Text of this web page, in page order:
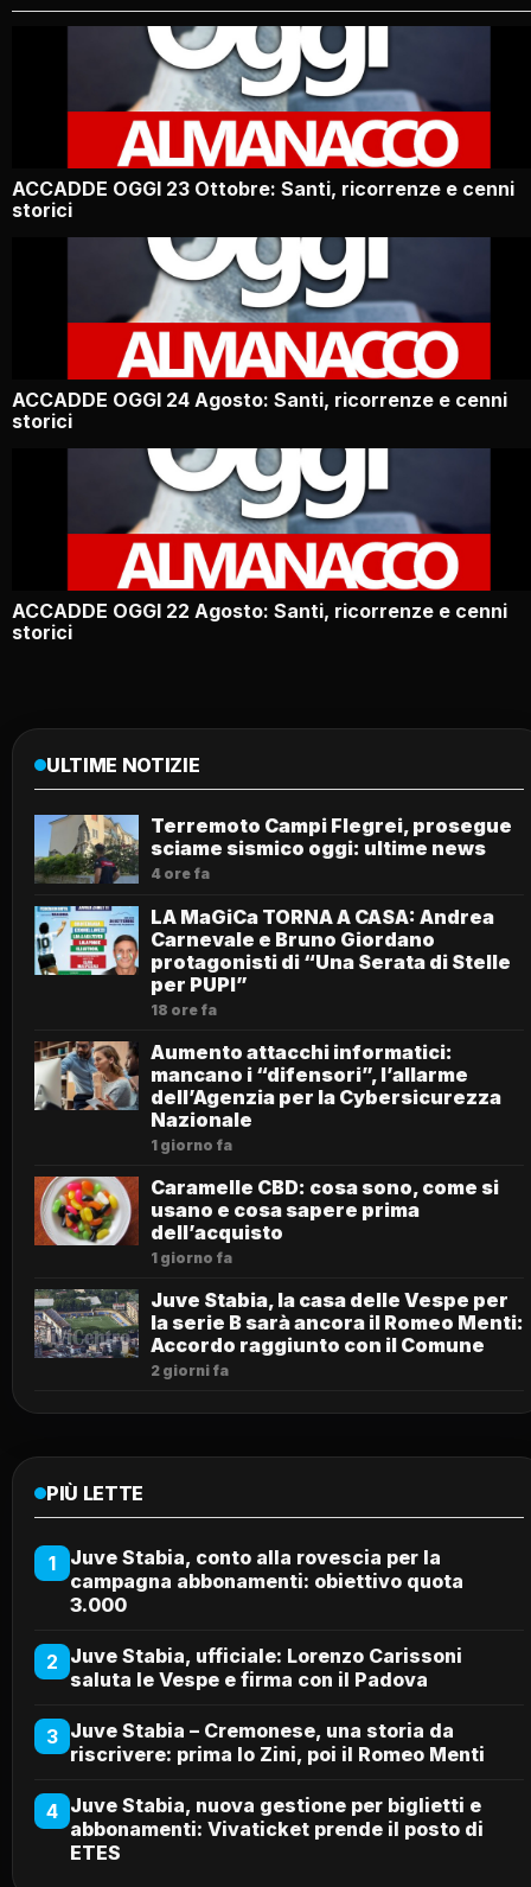
ACCADDE OGGI 23 Ottobre: Santi, ricorrenze e cenni
storici
ACCADDE OGGI 24 Agosto: Santi, ricorrenze e cenni
storici
ACCADDE OGGI 22 Agosto: Santi, ricorrenze e cenni
storici
ULTIME NOTIZIE
Terremoto Campi Flegrei, prosegue
sciame sismico oggi: ultime news
4 ore fa
LA MaGiCa TORNA A CASA: Andrea
Carnevale e Bruno Giordano
protagonisti di “Una Serata di Stelle
per PUPI”
18 ore fa
Aumento attacchi informatici:
mancano i “difensori”, l’allarme
dell’Agenzia per la Cybersicurezza
Nazionale
1 giorno fa
Caramelle CBD: cosa sono, come si
usano e cosa sapere prima
dell’acquisto
1 giorno fa
Juve Stabia, la casa delle Vespe per
la serie B sarà ancora il Romeo Menti:
Accordo raggiunto con il Comune
2 giorni fa
PIÙ LETTE
1
Juve Stabia, conto alla rovescia per la
campagna abbonamenti: obiettivo quota
3.000
2 Juve Stabia, ufficiale: Lorenzo Carissoni
saluta le Vespe e firma con il Padova
3 Juve Stabia – Cremonese, una storia da
riscrivere: prima lo Zini, poi il Romeo Menti
4 Juve Stabia, nuova gestione per biglietti e
abbonamenti: Vivaticket prende il posto di
ETES